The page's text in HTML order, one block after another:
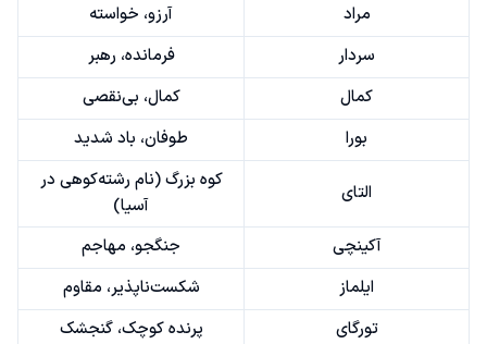
مراد
آرزو، خواسته
سردار
فرمانده، رهبر
کمال
کمال، بی‌نقصی
بورا
طوفان، باد شدید
التای
کوه بزرگ (نام رشته‌کوهی در
آسیا)
آکینچی
جنگجو، مهاجم
ایلماز
شکست‌ناپذیر، مقاوم
تورگای
پرنده کوچک، گنجشک